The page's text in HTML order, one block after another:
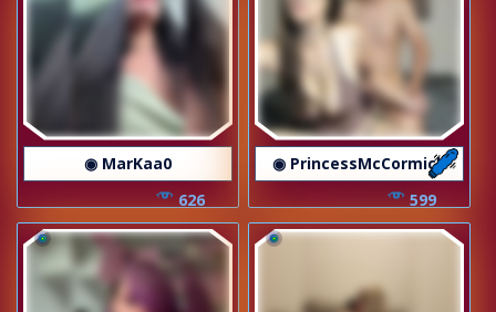
◉ MarKaa0
626
◉ PrincessMcCormick
599